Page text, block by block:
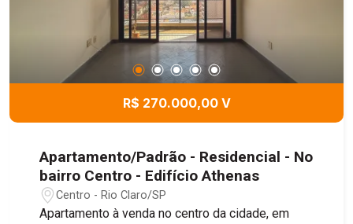
R$ 270.000,00 V
Apartamento/Padrão - Residencial - No
bairro Centro - Edifício Athenas
Centro - Rio Claro/SP
Apartamento à venda no centro da cidade, em